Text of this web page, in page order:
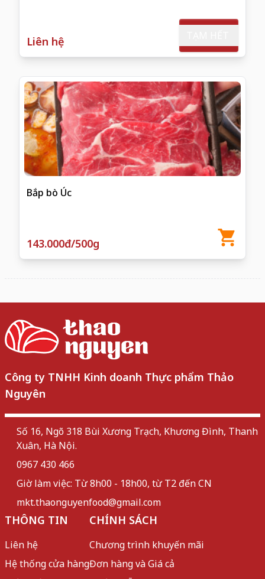
Liên hệ
Bắp bò Úc
143.000đ/500g
Công ty TNHH Kinh doanh Thực phẩm Thảo
Nguyên
Số 16, Ngõ 318 Bùi Xương Trạch, Khương Đình, Thanh
Xuân, Hà Nội.
0967 430 466
Giờ làm việc: Từ 8h00 - 18h00, từ T2 đến CN
mkt.thaonguyenfood@gmail.com
THÔNG TIN
Liên hệ
Hệ thống cửa hàng
CHÍNH SÁCH
Chương trình khuyến mãi
Đơn hàng và Giá cả